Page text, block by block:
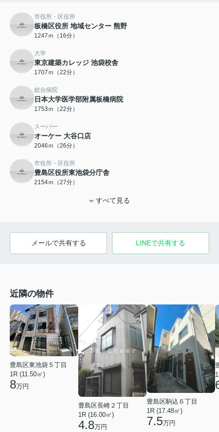
市役所・区役所
板橋区役所 地域センター 熊野
1247ｍ（16分）
大学
東京建築カレッジ 池袋校舎
1707ｍ（22分）
総合病院
日本大学医学部附属板橋病院
1753ｍ（22分）
スーパー
オーケー 大谷口店
2046ｍ（26分）
市役所・区役所
豊島区役所東池袋分庁舎
2154ｍ（27分）
すべて見る
メールで共有する LINEで共有する
近隣の物件
豊島区東池袋５丁目
1R (11.50㎡)
8万円
豊島区長崎２丁目
1R (16.00㎡)
4.8万円
豊島区駒込６丁目
1R (17.48㎡)
7.5万円